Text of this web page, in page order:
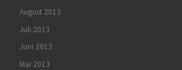
August 2013
Juli 2013
Juni 2013
Mai 2013